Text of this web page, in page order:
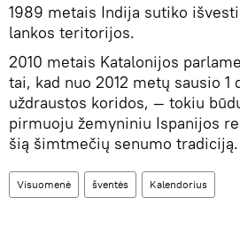
1989 metais Indija sutiko
lankos teritorijos.
2010 metais Katalonijos
tai, kad nuo 2012 metų sausio 1
uždraustos koridos, — tokiu
pirmuoju žemyniniu Ispanijos
šią šimtmečių senumo tradiciją.
Visuomenė šventės Kalendorius